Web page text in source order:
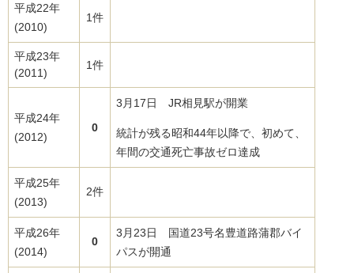
平成22年
(2010)
1件
平成23年
(2011)
1件
平成24年
(2012)
0
3月17日 JR相見駅が開業
統計が残る昭和44年以降で、初めて、
年間の交通死亡事故ゼロ達成
平成25年
(2013)
2件
平成26年
(2014)
0
3月23日 国道23号名豊道路蒲郡バイ
パスが開通